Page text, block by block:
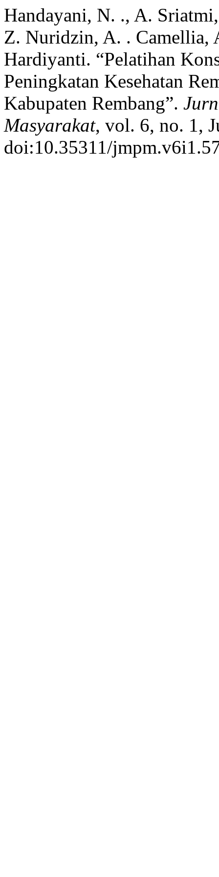
Handayani, N. ., A.
Z. Nuridzin, A. . Camellia,
Hardiyanti. “Pelatihan
Peningkatan Kesehatan
Kabupaten Rembang”.
Masyarakat, vol. 6, no. 1,
doi:10.35311/